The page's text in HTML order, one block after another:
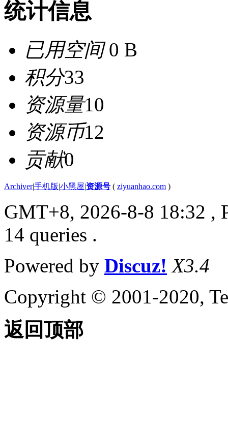
统计信息
已用空间0 B
积分33
资源量10
资源币12
贡献0
Archiver|手机版|小黑屋|资源号 ( ziyuanhao.com )
GMT+8, 2026-8-8 18:32 ,
14 queries .
Powered by Discuz! X3.4
Copyright © 2001-2020,
返回顶部